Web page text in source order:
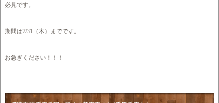
必見です。
期間は7/31（木）までです。
お急ぎください！！！